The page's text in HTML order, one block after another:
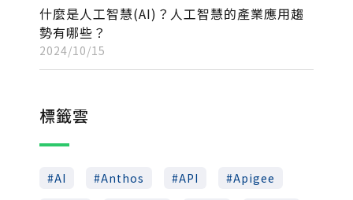
什麼是人工智慧(AI)？人工智慧的產業應用趨
勢有哪些？
2024/10/15
標籤雲
AI Anthos API
Apigee